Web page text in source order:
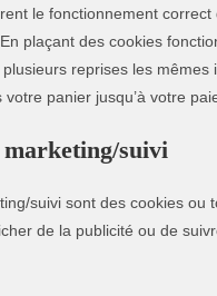
le fonctionnement
plaçant des cookies
reprises les
panier jusqu’à votre
marketing/suivi
suivi sont des cookies
de la publicité ou de